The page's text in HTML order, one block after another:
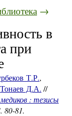
→
в
при
Т.Р.,
Тонаев Д.А. //
: тезисы
81.